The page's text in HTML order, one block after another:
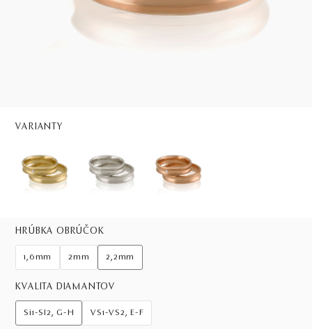
VARIANTY
HRÚBKA OBRÚČOK
1,6mm 2mm 2,2mm
KVALITA DIAMANTOV
Si1-SI2, G-H VS1-VS2, E-F